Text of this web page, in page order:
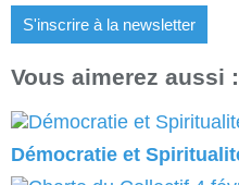
S'inscrire à la newsletter
Vous aimerez aussi :
Démocratie et